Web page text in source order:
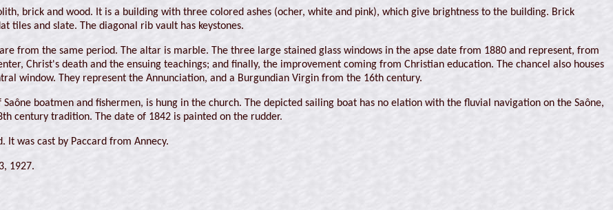
brick and wood. It is a building with three colored ashes (ocher, white and pink), which give brightness to the building. Brick
tiles and slate. The diagonal rib vault has keystones.
from the same period. The altar is marble. The three large stained glass windows in the apse date from 1880 and represent, from
Christ's death and the ensuing teachings; and finally, the improvement coming from Christian education. The chancel also houses
window. They represent the Annunciation, and a Burgundian Virgin from the 16th century.
boatmen and fishermen, is hung in the church. The depicted sailing boat has no elation with the fluvial navigation on the Saône,
century tradition. The date of 1842 is painted on the rudder.
It was cast by Paccard from Annecy.
1927.